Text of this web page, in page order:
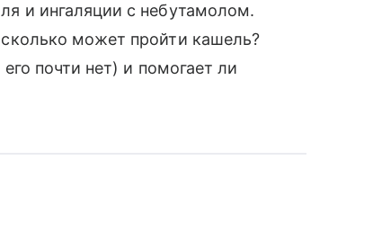
и ингаляции с небутамолом.
может пройти кашель?
почти нет) и помогает ли